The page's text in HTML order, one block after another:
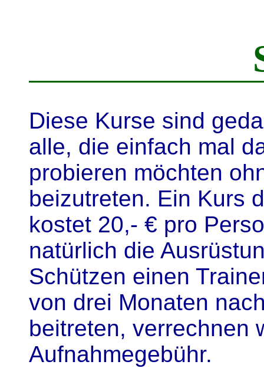
Diese Kurse sind
alle, die einfach mal
probieren möchten
beizutreten. Ein Kurs
kostet 20,- € pro
natürlich die
Schützen einen
von drei Monaten
beitreten, verrechnen
Aufnahmegebühr.